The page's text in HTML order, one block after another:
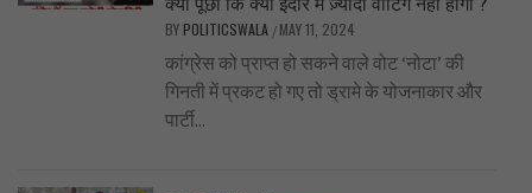
BY POLITICSWALA / MAY 11, 2024
कांग्रेस को प्राप्त हो सकने वाले वोट ‘नोटा’ की
गिनती में प्रकट हो गए तो ड्रामे के योजनाकार और
पार्टी...